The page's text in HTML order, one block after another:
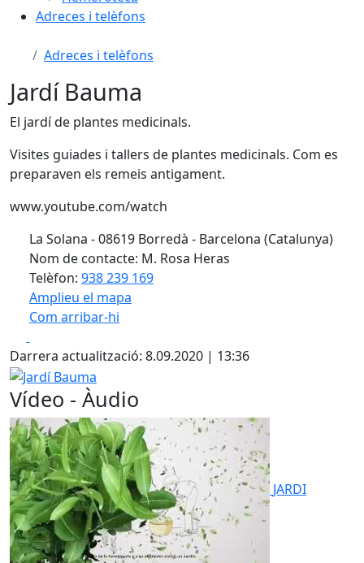
Adreces i telèfons
Adreces i telèfons
Jardí Bauma
El jardí de plantes medicinals.
Visites guiades i tallers de plantes medicinals. Com es
preparaven els remeis antigament.
www.youtube.com/watch
La Solana - 08619 Borredà - Barcelona (Catalunya)
Nom de contacte: M. Rosa Heras
Telèfon: 938 239 169
Amplieu el mapa
Com arribar-hi
+
−
Darrera actualització: 8.09.2020 | 13:36
Jardí Bauma
Vídeo - Àudio
JARDI